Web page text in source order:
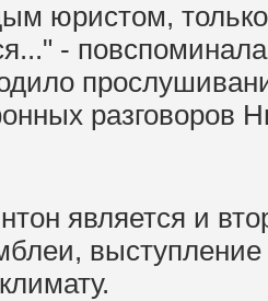
юристом,
-
разговоров
является и